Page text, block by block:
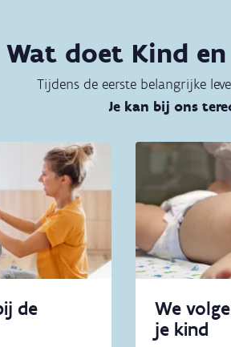
Wat doet Kind
Tijdens de eerste belangrijke
Je kan bij ons
de
We
je kind